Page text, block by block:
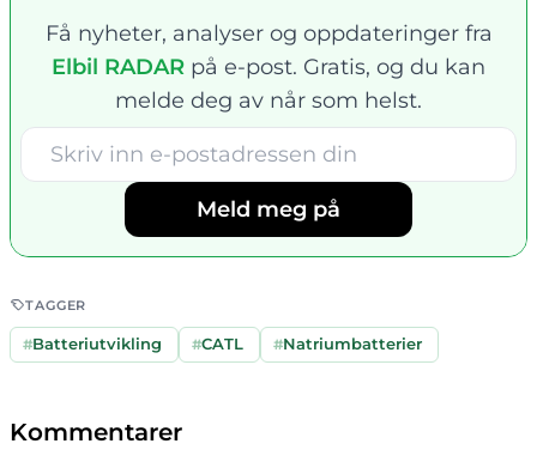
Få nyheter, analyser og oppdateringer fra
Elbil RADAR på e-post. Gratis, og du kan
melde deg av når som helst.
Meld meg på
TAGGER
#Batteriutvikling #CATL #Natriumbatterier
Kommentarer